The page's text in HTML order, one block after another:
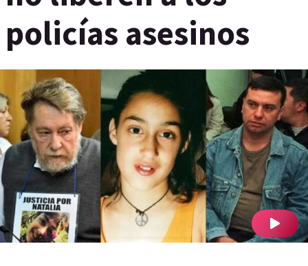
policías asesinos